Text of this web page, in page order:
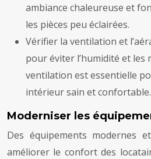
ambiance chaleureuse et
les pièces peu éclairées.
Vérifier la ventilation et
pour éviter l’humidité et les
ventilation est essentielle
intérieur sain et confortable.
Moderniser les
Des équipements modernes
améliorer le confort des